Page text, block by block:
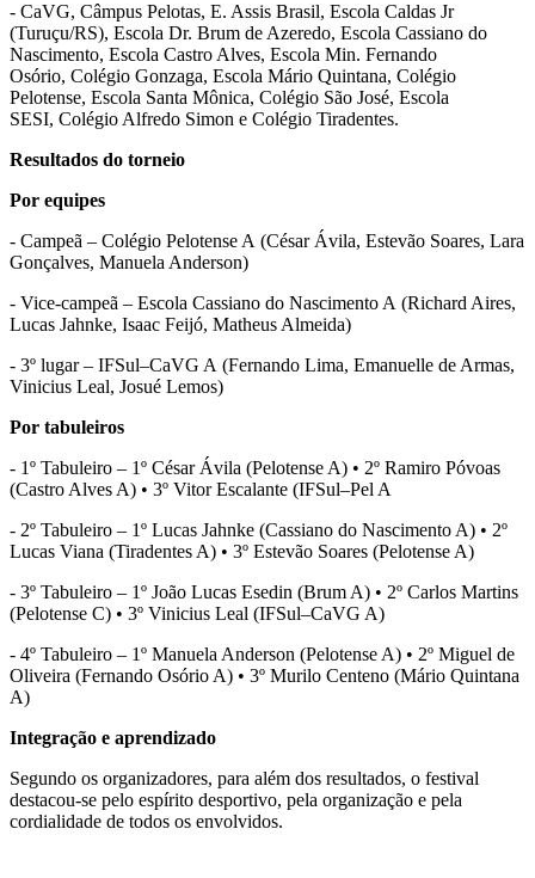
- CaVG, Câmpus Pelotas, E. Assis Brasil, Escola Caldas Jr
(Turuçu/RS), Escola Dr. Brum de Azeredo, Escola Cassiano do
Nascimento, Escola Castro Alves, Escola Min. Fernando
Osório, Colégio Gonzaga, Escola Mário Quintana, Colégio
Pelotense, Escola Santa Mônica, Colégio São José, Escola
SESI, Colégio Alfredo Simon e Colégio Tiradentes.
Resultados do torneio
Por equipes
- Campeã – Colégio Pelotense A (César Ávila, Estevão Soares, Lara
Gonçalves, Manuela Anderson)
- Vice-campeã – Escola Cassiano do Nascimento A (Richard Aires,
Lucas Jahnke, Isaac Feijó, Matheus Almeida)
- 3º lugar – IFSul–CaVG A (Fernando Lima, Emanuelle de Armas,
Vinicius Leal, Josué Lemos)
Por tabuleiros
- 1º Tabuleiro – 1º César Ávila (Pelotense A) • 2º Ramiro Póvoas
(Castro Alves A) • 3º Vitor Escalante (IFSul–Pel A
- 2º Tabuleiro – 1º Lucas Jahnke (Cassiano do Nascimento A) • 2º
Lucas Viana (Tiradentes A) • 3º Estevão Soares (Pelotense A)
- 3º Tabuleiro – 1º João Lucas Esedin (Brum A) • 2º Carlos Martins
(Pelotense C) • 3º Vinicius Leal (IFSul–CaVG A)
- 4º Tabuleiro – 1º Manuela Anderson (Pelotense A) • 2º Miguel de
Oliveira (Fernando Osório A) • 3º Murilo Centeno (Mário Quintana
A)
Integração e aprendizado
Segundo os organizadores, para além dos resultados, o festival
destacou-se pelo espírito desportivo, pela organização e pela
cordialidade de todos os envolvidos.